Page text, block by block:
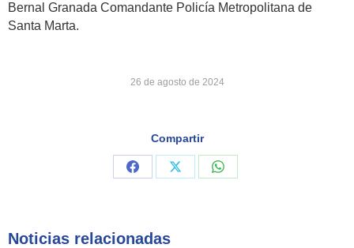
Bernal Granada Comandante Policía Metropolitana de
Santa Marta.
26 de agosto de 2024
Compartir
Share
Share
Share
Noticias relacionadas